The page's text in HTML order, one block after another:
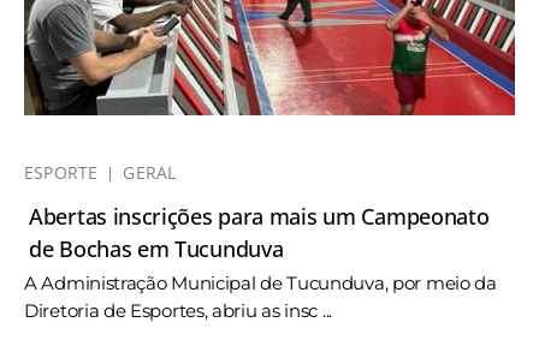
ESPORTE GERAL
Abertas inscrições para mais um Campeonato
de Bochas em Tucunduva
A Administração Municipal de Tucunduva, por meio da
Diretoria de Esportes, abriu as insc ...